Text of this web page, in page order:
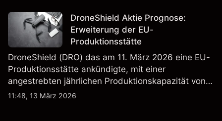
verlässlicher Indikator für zukünftige Ergebnisse.
DroneShield Aktie Prognose:
Erweiterung der EU-
Produktionsstätte
DroneShield (DRO) das am 11. März 2026 eine EU-
Produktionsstätte ankündigte, mit einer
angestrebten jährlichen Produktionskapazität von
etwa 2,4 Mrd. AUD bis Ende 2026. Die
11:48, 13 März 2026